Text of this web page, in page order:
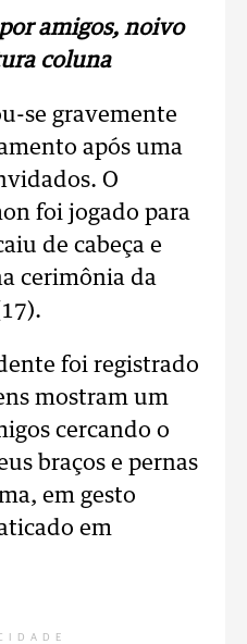
amigos, noivo
coluna
se gravemente
após uma
O
foi jogado para
de cabeça e
cerimônia da
foi registrado
mostram um
cercando o
braços e pernas
em gesto
em